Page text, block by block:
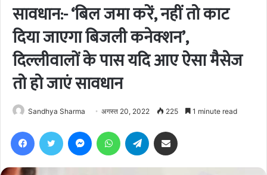
सावधान:- ‘बिल जमा करें, नहीं तो काट
दिया जाएगा बिजली कनेक्शन’,
दिल्लीवालों के पास यदि आए ऐसा मैसेज
तो हो जाएं सावधान
Sandhya Sharma अगस्त 20, 2022 225 1 minute read
FacebookTwitter MessengerWhatsAppTelegram